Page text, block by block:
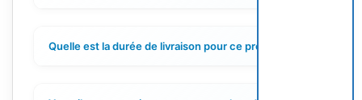
Quelle est la durée de livraison pour ce produit ?